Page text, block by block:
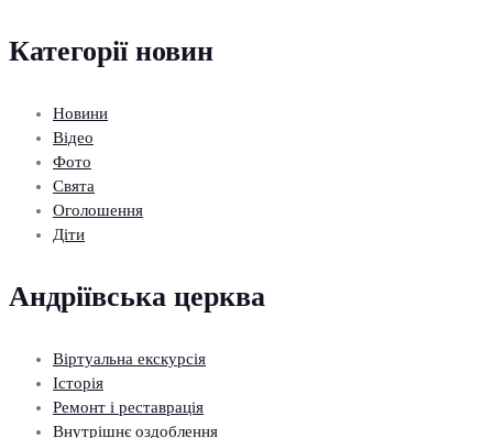
Категорії новин
Новини
Відео
Фото
Свята
Оголошення
Діти
Андріївська церква
Віртуальна екскурсія
Історія
Ремонт і реставрація
Внутрішнє оздоблення